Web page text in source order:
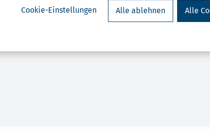
Cookie-Einstellungen Alle ablehnen Alle